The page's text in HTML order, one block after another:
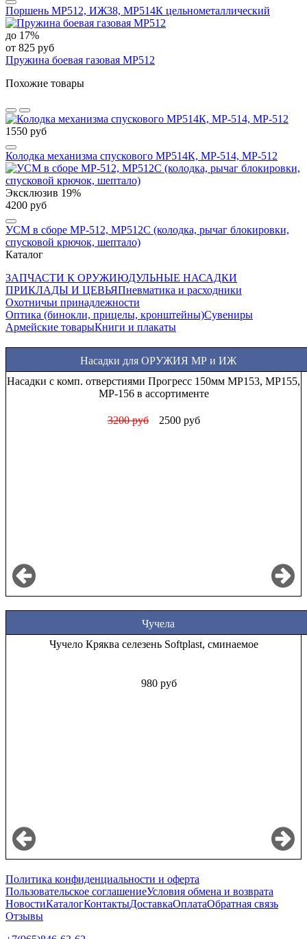
Поршень МР512, ИЖ38, МР514К цельнометаллический
до 17%
от 825 руб
Пружина боевая газовая МР512
Похожие товары
1550 руб
Колодка механизма спускового МР514К, МР-514, МР-512
Эксклюзив 19%
4200 руб
УСМ в сборе МР-512, МР512С (колодка, рычаг блокировки,
спусковой крючок, шептало)
Каталог
ЗАПЧАСТИ К ОРУЖИЮДУЛЬНЫЕ НАСАДКИ
ПРИКЛАДЫ И ЦЕВЬЯПневматика и расходники
Охотничьи принадлежности
Оптика (бинокли, прицелы, кронштейны)Сувениры
Армейские товарыКниги и плакаты
Насадки для ОРУЖИЯ МР и ИЖ
Насадки Прогресс стандартные МР (ИЖ) 12 калибра в
ассортименте
1000 руб 850 руб
Чучела
Чучело Кряква селезень Softplast, сминаемое
980 руб
Политика конфиденциальности и оферта
Пользовательское соглашениеУсловия обмена и возврата
НовостиКаталогКонтактыДоставкаОплатаОбратная связь
Отзывы